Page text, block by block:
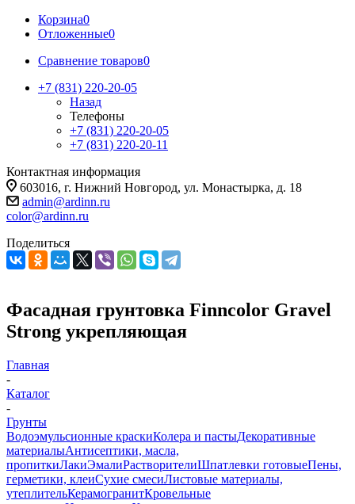
Корзина0
Отложенные0
Сравнение товаров0
+7 (831) 220-20-05
Назад
Телефоны
+7 (831) 220-20-05
+7 (831) 220-20-11
Контактная информация
603016, г. Нижний Новгород, ул. Монастырка, д. 18
admin@ardinn.ru
color@ardinn.ru
Поделиться
Фасадная грунтовка Finncolor Gravel
Strong укрепляющая
Главная
-
Каталог
-
Грунты
Водоэмульсионные краскиКолера и пастыДекоративные
материалыАнтисептики, масла,
пропиткиЛакиЭмалиРастворителиШпатлевки готовыеПены,
герметики, клеиСухие смесиЛистовые материалы,
утеплительКерамогранитКровельные